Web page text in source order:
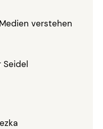
verstehen
Seidel